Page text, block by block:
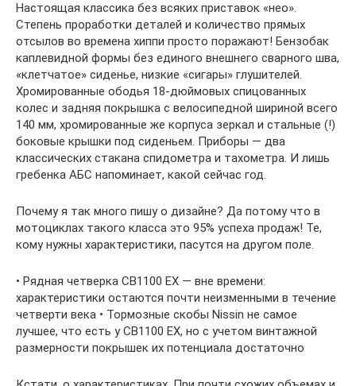
Настоящая классика без всяких приставок «нео».
Степень проработки деталей и количество прямых
отсылов во времена хиппи просто поражают! Бензобак
каплевидной формы без единого внешнего сварного шва,
«клетчатое» сиденье, низкие «сигары» глушителей.
Хромированные ободья 18-дюймовых спицованных
колес и задняя покрышка с велосипедной шириной всего
140 мм, хромированные же корпуса зеркал и стальные (!)
боковые крышки под сиденьем. Приборы — два
классических стакана спидометра и тахометра. И лишь
гребенка АБС напоминает, какой сейчас год.
Почему я так много пишу о дизайне? Да потому что в
мотоциклах такого класса это 95% успеха продаж! Те,
кому нужны характеристики, пасутся на другом поле.
• Рядная четверка CB1100 EX — вне времени:
характеристики остаются почти неизменными в течение
четверти века • Тормозные скобы Nissin не самое
лучшее, что есть у CB1100 EX, но с учетом винтажной
размерности покрышек их потенциала достаточно